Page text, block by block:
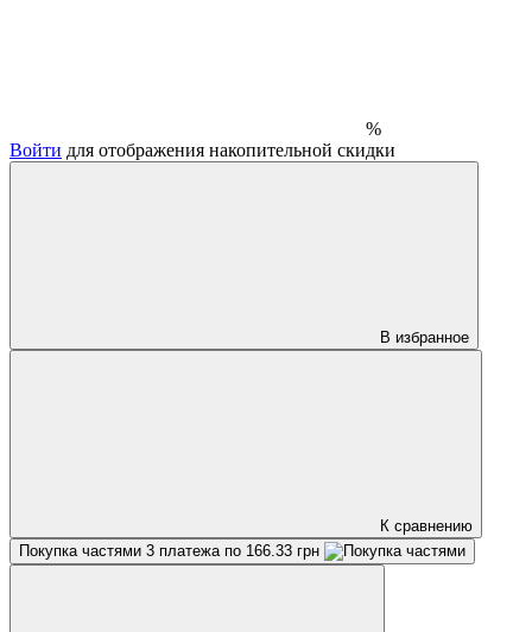
%
Войти для отображения накопительной скидки
В избранное
К сравнению
Покупка частями 3 платежа по 166.33 грн